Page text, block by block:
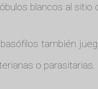
blancos al
también
o parasitarias.